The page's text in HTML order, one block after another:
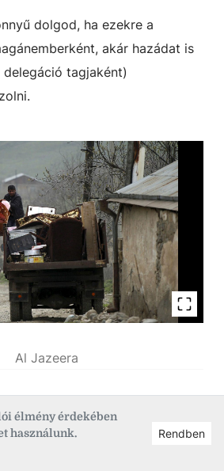
élmény érdekében
használunk.
Rendben
dolgod, ha ezekre a
akár hazádat is
tagjaként)
Al Jazeera
határ le van zárva,
és átkiabálások a mai